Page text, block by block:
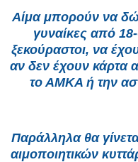
Αίμα μπορούν να
γυναίκες από
ξεκούραστοι, να
αν δεν έχουν κάρτα
το ΑΜΚΑ ή την
Παράλληλα θα
αιμοποιητικών